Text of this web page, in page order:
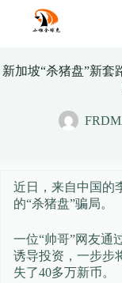
content
新加坡“杀猪盘”新套
近日，来自中国的
的“杀猪盘”骗局。
一位“帅哥”网友通
诱导投资，一步步
失了40多万新币。